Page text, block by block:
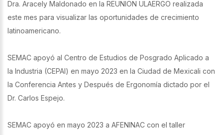
Dra. Aracely Maldonado en la REUNION ULAERGO realizada
este mes para visualizar las oportunidades de crecimiento
latinoamericano.
SEMAC apoyó al Centro de Estudios de Posgrado Aplicado a
la Industria (CEPAI) en mayo 2023 en la Ciudad de Mexicali con
la Conferencia Antes y Después de Ergonomía dictado por el
Dr. Carlos Espejo.
SEMAC apoyó en mayo 2023 a AFENINAC con el taller